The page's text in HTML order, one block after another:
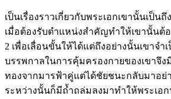
เป็นเรื่องราวเกี่ยวกับพระเอกเขานั้นเป็น
เมื่อต้องรับตำแหน่งสำคัญทำให้เขานั้นต้
2 เพื่อเลื่อนขั้นให้ได้แต่ถึงอย่างนั้นเขาจำ
บรรพกาลในการคุ้มครองกายของเขาจึง
ทองจากมารฟ้าคู่แต่ได้ชัยชนะกลับมาอย่
ระหว่างนั้นก็มีถ้ำถล่มลงมาทำให้พระเอ